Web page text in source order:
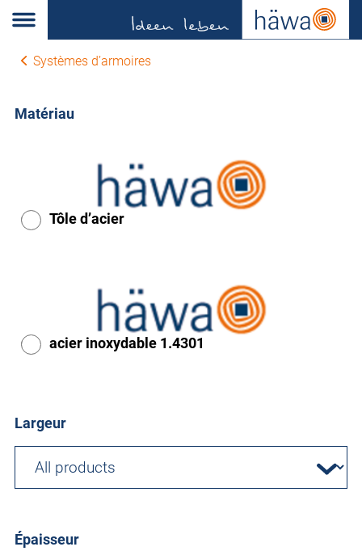
Systèmes d’armoires
Matériau
Tôle d’acier
acier inoxydable 1.4301
Largeur
Épaisseur